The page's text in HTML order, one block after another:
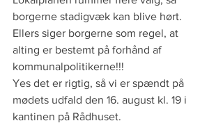
borgerne stadigvæk kan blive hørt.
Ellers siger borgerne som regel, at
alting er bestemt på forhånd af
kommunalpolitikerne!!!
Yes det er rigtig, så vi er spændt på
mødets udfald den 16. august kl. 19 i
kantinen på Rådhuset.